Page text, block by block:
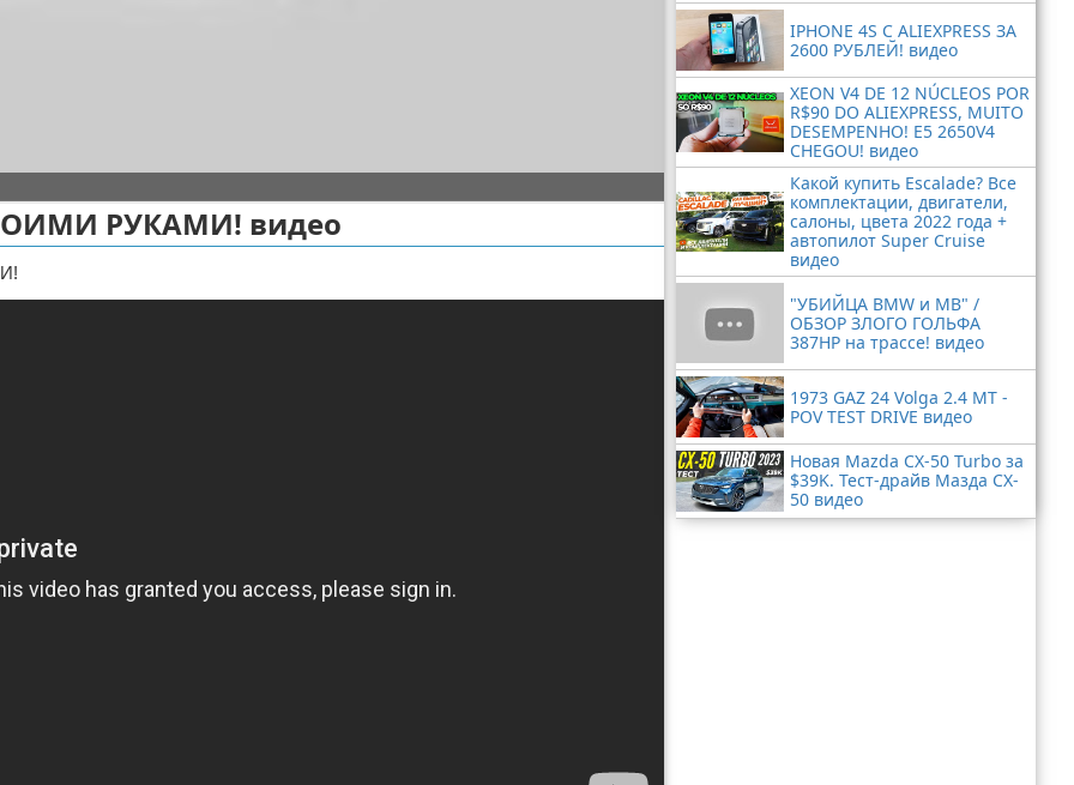
РУКАМИ! видео
IPHONE 4S С ALIEXPRESS ЗА
2600 РУБЛЕЙ! видео
XEON V4 DE 12 NÚCLEOS POR
R$90 DO ALIEXPRESS, MUITO
DESEMPENHO! E5 2650V4
CHEGOU! видео
Какой купить Escalade? Все
комплектации, двигатели,
салоны, цвета 2022 года +
автопилот Super Cruise
видео
"УБИЙЦА BMW и MB" /
ОБЗОР ЗЛОГО ГОЛЬФА
387HP на трассе! видео
1973 GAZ 24 Volga 2.4 MT -
POV TEST DRIVE видео
Новая Mazda CX-50 Turbo за
$39K. Тест-драйв Мазда CX-
50 видео